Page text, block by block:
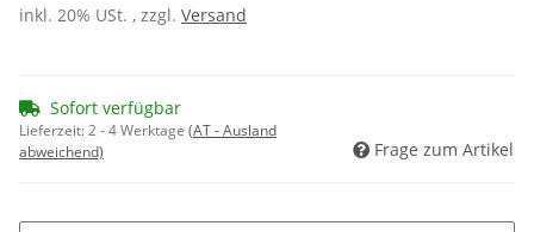
inkl. 20% USt. , zzgl. Versand
Sofort verfügbar
Lieferzeit:2 - 4 Werktage (AT - Ausland
abweichend)
Frage zum Artikel